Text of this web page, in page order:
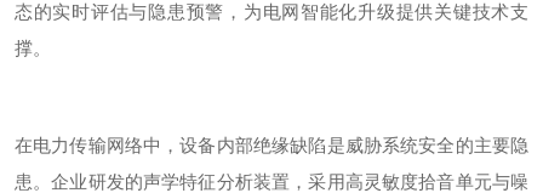
态的实时评估与隐患预警，为电网智能化升级提供关键技术支
撑。
在电力传输网络中，设备内部绝缘缺陷是威胁系统安全的主要隐
患。企业研发的声学特征分析装置，采用高灵敏度拾音单元与噪